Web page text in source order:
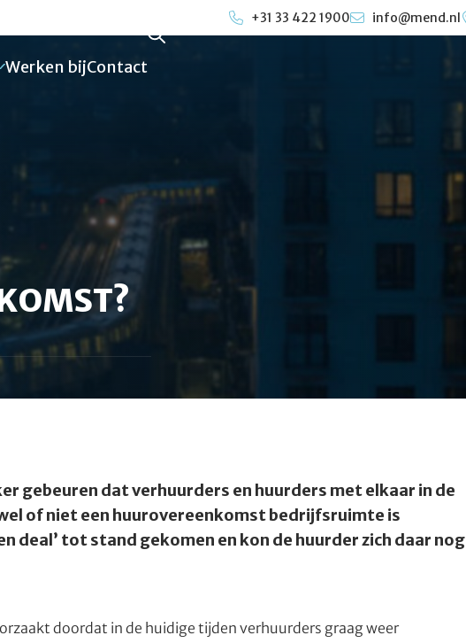
+31 33 422 1900 info@mend.nl
Werken bijContact
gebeuren dat verhuurders en huurders met elkaar in de
of niet een huurovereenkomst bedrijfsruimte is
deal’ tot stand gekomen en kon de huurder zich daar nog
doordat in de huidige tijden verhuurders graag weer